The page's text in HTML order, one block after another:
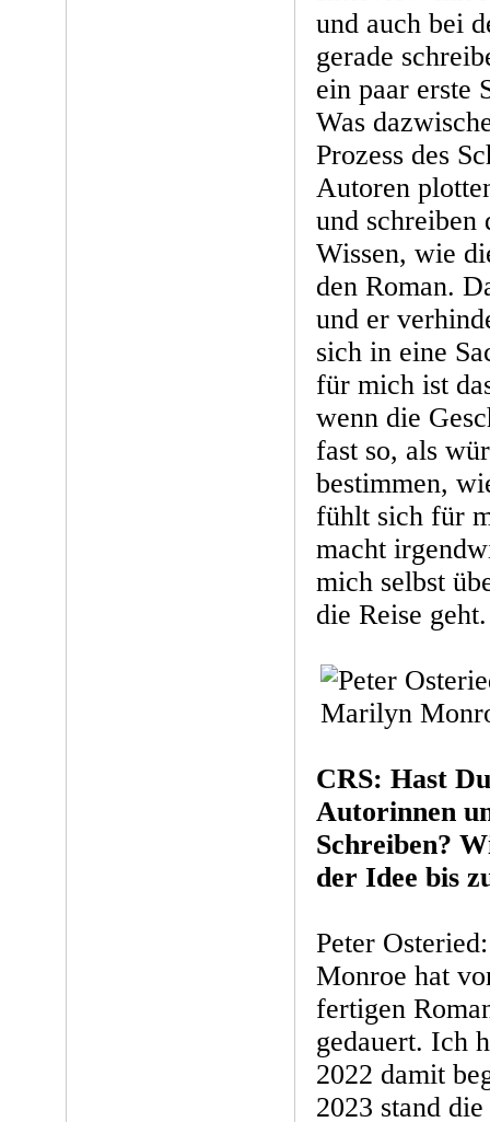
und auch bei
gerade
ein paar erste
Was
Prozess des
Autoren
und schreiben
Wissen, wie
den Roman.
und er
sich in eine
für mich ist
wenn die
fast so, als
bestimmen,
fühlt sich für
macht
mich selbst
die Reise geht.
CRS: Hast
Autorinnen
Schreiben?
der Idee bis
Peter
Monroe hat
fertigen
gedauert. Ich
2022 damit
2023 stand